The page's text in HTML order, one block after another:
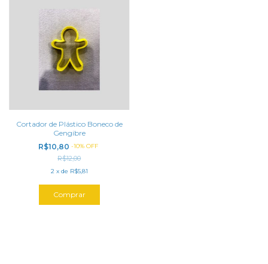
Cortador de Plástico Boneco de
Gengibre
R$10,80 -10% OFF
R$12,00
2 x de R$5,81